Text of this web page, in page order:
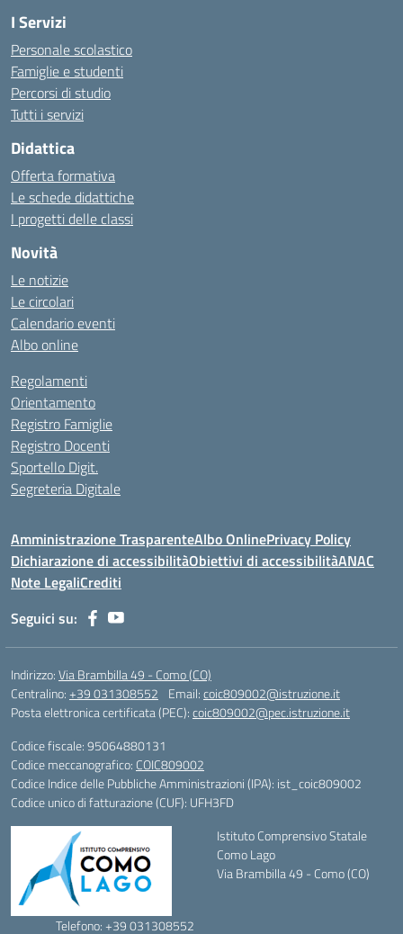
I Servizi
Personale scolastico
Famiglie e studenti
Percorsi di studio
Tutti i servizi
Didattica
Offerta formativa
Le schede didattiche
I progetti delle classi
Novità
Le notizie
Le circolari
Calendario eventi
Albo online
Regolamenti
Orientamento
Registro Famiglie
Registro Docenti
Sportello Digit.
Segreteria Digitale
Amministrazione TrasparenteAlbo OnlinePrivacy Policy
Dichiarazione di accessibilitàObiettivi di accessibilitàANAC
Note LegaliCrediti
Seguici su:
Indirizzo:Via Brambilla 49 - Como (CO)
Centralino:+39 031308552 Email:coic809002@istruzione.it
Posta elettronica certificata (PEC):coic809002@pec.istruzione.it
Codice fiscale: 95064880131
Codice meccanografico: COIC809002
Codice Indice delle Pubbliche Amministrazioni (IPA): ist_coic809002
Codice unico di fatturazione (CUF): UFH3FD
Istituto Comprensivo Statale
Como Lago
Via Brambilla 49 - Como (CO)
Telefono: +39 031308552